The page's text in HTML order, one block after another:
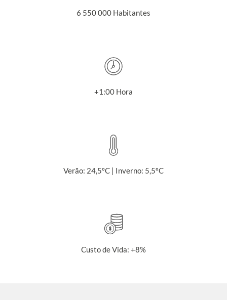
6 550 000 Habitantes
+1:00 Hora
Verão: 24,5ºC | Inverno: 5,5ºC
Custo de Vida: +8%